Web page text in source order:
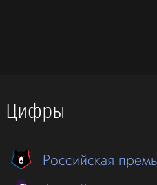
Цифры
Российская